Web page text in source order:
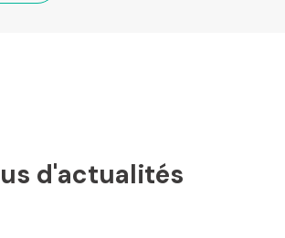
d'actualités